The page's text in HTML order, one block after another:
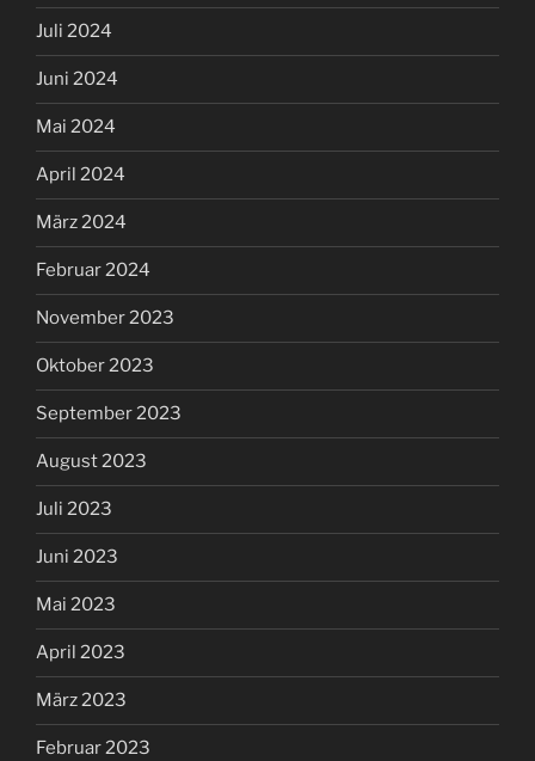
Juli 2024
Juni 2024
Mai 2024
April 2024
März 2024
Februar 2024
November 2023
Oktober 2023
September 2023
August 2023
Juli 2023
Juni 2023
Mai 2023
April 2023
März 2023
Februar 2023